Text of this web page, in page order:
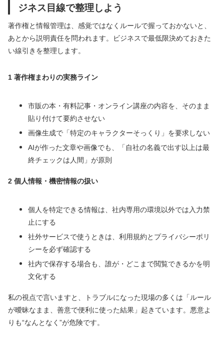
ジネス目線で整理しよう
著作権と情報管理は、感覚ではなくルールで握っておかないと、
あとから説明責任を問われます。ビジネスで最低限決めておきた
い線引きを整理します。
1 著作権まわりの実務ライン
市販の本・有料記事・オンライン講座の内容を、そのまま
貼り付けて要約させない
画像生成で「特定のキャラクターそっくり」を要求しない
AIが作った文章や画像でも、「自社の名義で出す以上は最
終チェックは人間」が原則
2 個人情報・機密情報の扱い
個人を特定できる情報は、社内専用の環境以外では入力禁
止にする
社外サービスで使うときは、利用規約とプライバシーポリ
シーを必ず確認する
社内で保存する場合も、誰が・どこまで閲覧できるかを明
文化する
私の視点で言いますと、トラブルになった現場の多くは「ルール
が曖昧なまま、善意で便利に使った結果」起きています。悪意よ
りも“なんとなく”が危険です。